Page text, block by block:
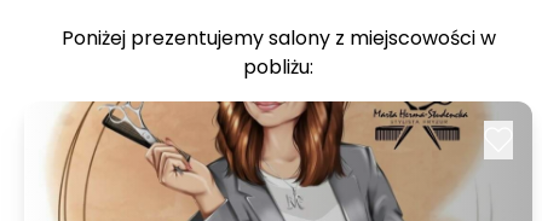
Poniżej prezentujemy salony z miejscowości w
pobliżu: